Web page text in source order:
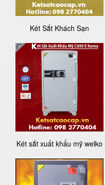
Két Sắt Khách Sạn
Két sắt xuất khẩu mỹ welko